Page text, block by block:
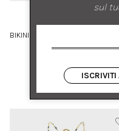
BIKINI IN MICROFIBRA CON STAMPA
€ 289.00
-50%
€ 144.50
sul
ISCRIVITI